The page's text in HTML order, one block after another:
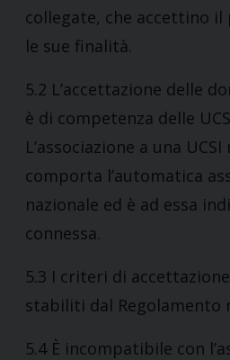
collegate, che accettino
le sue finalità.
5.2 L’accettazione delle
è di competenza delle
L’associazione a una
comporta l’automatica
nazionale ed è ad essa
connessa.
5.3 I criteri di
stabiliti dal Regolamento
5.4 È incompatibile con